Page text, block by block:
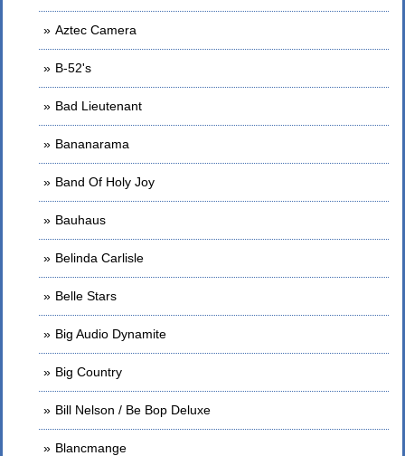
Aztec Camera
B-52's
Bad Lieutenant
Bananarama
Band Of Holy Joy
Bauhaus
Belinda Carlisle
Belle Stars
Big Audio Dynamite
Big Country
Bill Nelson / Be Bop Deluxe
Blancmange